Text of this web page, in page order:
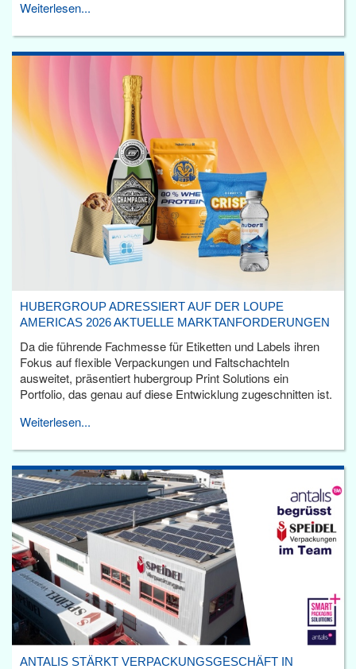
Weiterlesen...
HUBERGROUP ADRESSIERT AUF DER LOUPE
AMERICAS 2026 AKTUELLE MARKTANFORDERUNGEN
Da die führende Fachmesse für Etiketten und Labels ihren
Fokus auf flexible Verpackungen und Faltschachteln
ausweitet, präsentiert hubergroup Print Solutions ein
Portfolio, das genau auf diese Entwicklung zugeschnitten ist.
Weiterlesen...
ANTALIS STÄRKT VERPACKUNGSGESCHÄFT IN